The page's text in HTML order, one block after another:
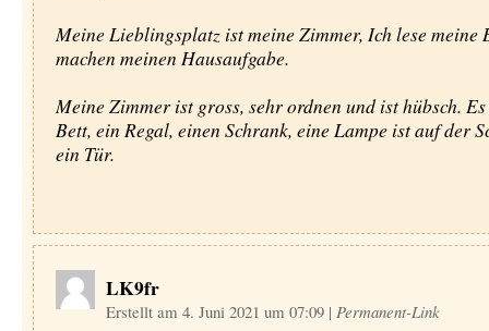
Meine Lieblingsplatz ist meine Zimmer, Ich lese meine
machen meinen Hausaufgabe.
Meine Zimmer ist gross, sehr ordnen und ist hübsch.
Bett, ein Regal, einen Schrank, eine Lampe ist auf der
ein Tür.
LK9fr
Erstellt am 4. Juni 2021 um 07:09 | Permanent-Link